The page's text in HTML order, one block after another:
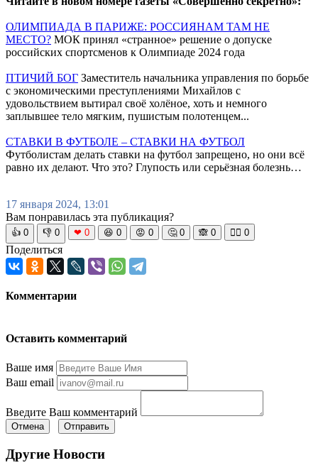
ОЛИМПИАДА В ПАРИЖЕ: РОССИЯНАМ ТАМ НЕ
МЕСТО? МОК принял «странное» решение о допуске
российских спортсменов к Олимпиаде 2024 года
ПТИЧИЙ БОГ Заместитель начальника управления по борьбе
с экономическими преступлениями Михайлов с
удовольствием вытирал своё холёное, хоть и немного
заплывшее тело мягким, пушистым полотенцем...
СТАВКИ В ФУТБОЛЕ – СТАВКИ НА ФУТБОЛ
Футболистам делать ставки на футбол запрещено, но они всё
равно их делают. Что это? Глупость или серьёзная болезнь…
17 января 2024, 13:01
Вам понравилась эта публикация?
👍 0 👎 0 ❤ 0 😆 0 😡 0 🤔 0 🙈 0 🧘‍♀️ 0
Поделиться
Комментарии
Оставить комментарий
Ваше имя
Ваш email
Введите Ваш комментарий
Отмена Отправить
Другие Новости